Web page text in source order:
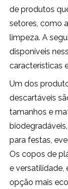
de produtos
setores, como
limpeza. A
disponíveis
características
Um dos
descartáveis
tamanhos e
para festas,
Os copos de
e versatilidade,
opção mais